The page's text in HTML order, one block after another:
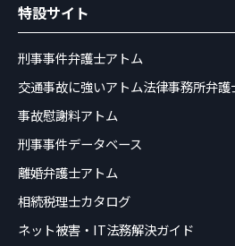
特設サイト
刑事事件弁護士アトム
交通事故に強いアトム法律事務所弁
事故慰謝料アトム
刑事事件データベース
離婚弁護士アトム
相続税理士カタログ
ネット被害・IT法務解決ガイド